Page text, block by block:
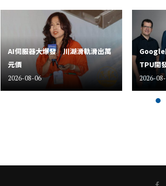
AI伺服器大爆發 川湖滑軌滑出萬
元價
2026-08-06
Google
TPU開
2026-